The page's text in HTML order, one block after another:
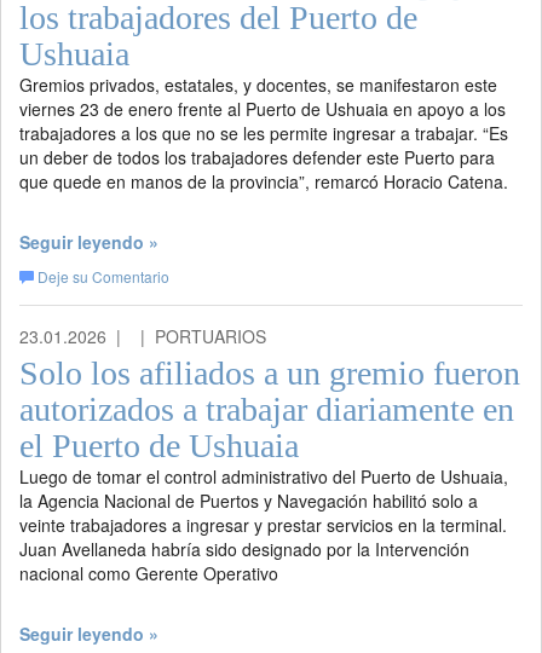
los trabajadores del Puerto de
Ushuaia
Gremios privados, estatales, y docentes, se manifestaron este
viernes 23 de enero frente al Puerto de Ushuaia en apoyo a los
trabajadores a los que no se les permite ingresar a trabajar. “Es
un deber de todos los trabajadores defender este Puerto para
que quede en manos de la provincia”, remarcó Horacio Catena.
Seguir leyendo »
Deje su Comentario
23.01.2026 | | PORTUARIOS
Solo los afiliados a un gremio fueron
autorizados a trabajar diariamente en
el Puerto de Ushuaia
Luego de tomar el control administrativo del Puerto de Ushuaia,
la Agencia Nacional de Puertos y Navegación habilitó solo a
veinte trabajadores a ingresar y prestar servicios en la terminal.
Juan Avellaneda habría sido designado por la Intervención
nacional como Gerente Operativo
Seguir leyendo »